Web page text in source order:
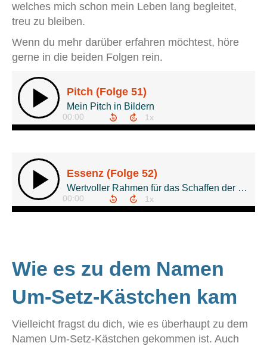
welches mich schon mein Leben lang begleitet,
treu zu bleiben.
Wenn du mehr darüber erfahren möchtest, höre
gerne in die beiden Folgen rein.
Wie es zu dem Namen
Um-Setz-Kästchen kam
Vielleicht fragst du dich, wie es überhaupt zu dem
Namen Um-Setz-Kästchen gekommen ist. Auch